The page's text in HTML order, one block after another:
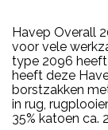
Havep Overall
voor vele
type 2096 heeft
heeft deze
borstzakken
in rug,
35% katoen ca.